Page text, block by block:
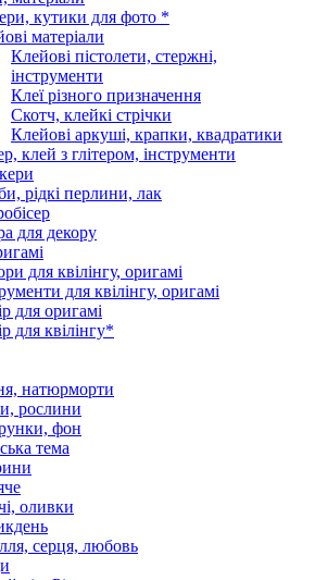
кутики для фото *
матеріали
Клейові пістолети, стержні,
інструменти
Клеї різного призначення
Скотч, клейкі стрічки
Клейові аркуші, крапки, квадратики
клей з глітером, інструменти
рідкі перлини, лак
для декору
для квілінгу, оригамі
для квілінгу, оригамі
для оригамі
для квілінгу*
натюрморти
рослини
фон
тема
оливки
серця, любовь